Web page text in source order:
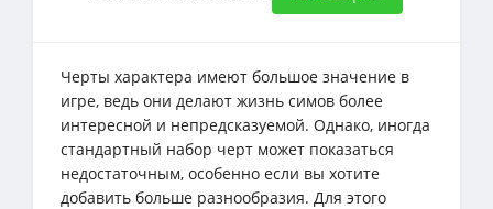
Черты характера имеют большое значение в
игре, ведь они делают жизнь симов более
интересной и непредсказуемой. Однако, иногда
стандартный набор черт может показаться
недостаточным, особенно если вы хотите
добавить больше разнообразия. Для этого